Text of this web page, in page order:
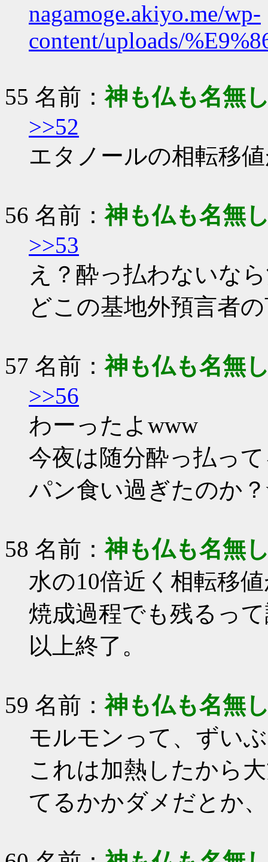
nagamoge.akiyo.me/wp-
content/uploads/
55 名前：神も仏も名無
>>52
エタノールの相転移
56 名前：神も仏も名無
>>53
え？酔っ払わないな
どこの基地外預言者
57 名前：神も仏も名無
>>56
わーったよwww
今夜は随分酔っ払っ
パン食い過ぎたのか
58 名前：神も仏も名無
水の10倍近く相転移
焼成過程でも残るっ
以上終了。
59 名前：神も仏も名無
モルモンって、ずい
これは加熱したから
てるかかダメだとか